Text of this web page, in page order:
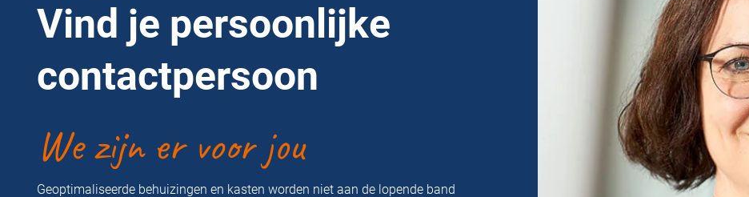
Vind je persoonlijke
contactpersoon
We zijn er voor jou
Geoptimaliseerde behuizingen en kasten worden niet aan de lopende band